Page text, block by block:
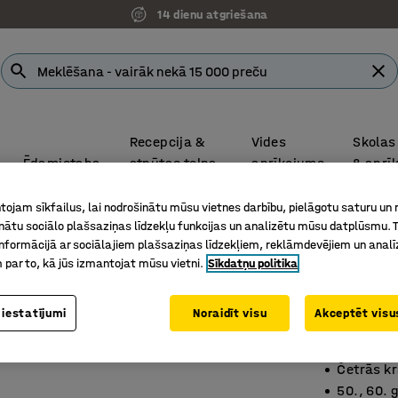
14 dienu atgriešana
Ēdamistaba
Recepcija &
atpūtas telpa
Vides
aprīkojums
&
piedāvājumus ātrāk nekā jebkad – pieprasot tiešsaistē!
galdiņi
Art. nr.:
Četrās
50., 60.
sīkfailus, lai nodrošinātu mūsu vietnes darbību, pielāgotu saturu un
sociālo plašsaziņas līdzekļu funkcijas un analizētu mūsu datplūsmu.
ar sociālajiem plašsaziņas līdzekļiem, reklāmdevējiem un
par to, kā jūs izmantojat mūsu vietni. Sīkdatņu politika
Noraidīt visu Akceptēt